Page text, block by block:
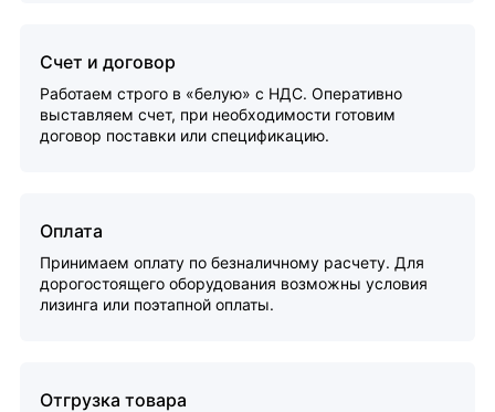
Счет и договор
Работаем строго в «белую» с НДС. Оперативно
выставляем счет, при необходимости готовим
договор поставки или спецификацию.
Оплата
Принимаем оплату по безналичному расчету. Для
дорогостоящего оборудования возможны условия
лизинга или поэтапной оплаты.
Отгрузка товара